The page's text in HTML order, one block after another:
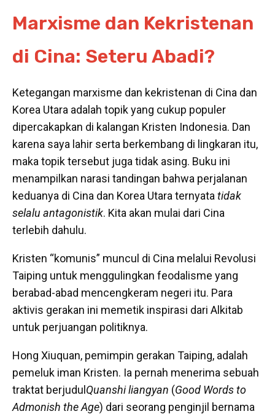
Marxisme dan Kekristenan
di Cina: Seteru Abadi?
Ketegangan marxisme dan kekristenan di Cina dan
Korea Utara adalah topik yang cukup populer
dipercakapkan di kalangan Kristen Indonesia. Dan
karena saya lahir serta berkembang di lingkaran itu,
maka topik tersebut juga tidak asing. Buku ini
menampilkan narasi tandingan bahwa perjalanan
keduanya di Cina dan Korea Utara ternyata tidak
selalu antagonistik. Kita akan mulai dari Cina
terlebih dahulu.
Kristen “komunis” muncul di Cina melalui Revolusi
Taiping untuk menggulingkan feodalisme yang
berabad-abad mencengkeram negeri itu. Para
aktivis gerakan ini memetik inspirasi dari Alkitab
untuk perjuangan politiknya.
Hong Xiuquan, pemimpin gerakan Taiping, adalah
pemeluk iman Kristen. Ia pernah menerima sebuah
traktat berjudulQuanshi liangyan (Good Words to
Admonish the Age) dari seorang penginjil bernama